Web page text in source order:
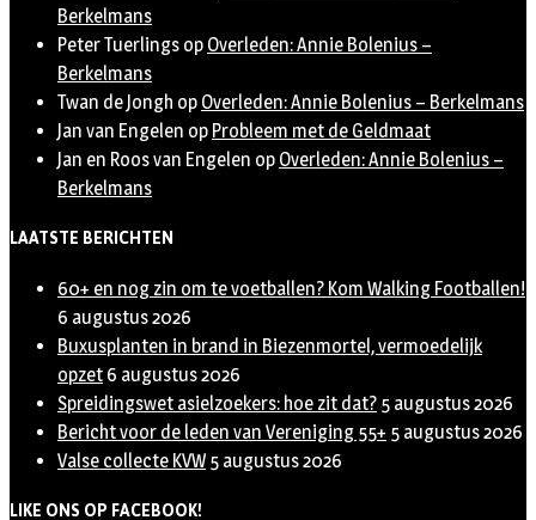
Berkelmans
Peter Tuerlings op Overleden: Annie Bolenius –
Berkelmans
Twan de Jongh op Overleden: Annie Bolenius – Berkelmans
Jan van Engelen op Probleem met de Geldmaat
Jan en Roos van Engelen op Overleden: Annie Bolenius –
Berkelmans
LAATSTE BERICHTEN
60+ en nog zin om te voetballen? Kom Walking Footballen!
6 augustus 2026
Buxusplanten in brand in Biezenmortel, vermoedelijk
opzet 6 augustus 2026
Spreidingswet asielzoekers: hoe zit dat? 5 augustus 2026
Bericht voor de leden van Vereniging 55+ 5 augustus 2026
Valse collecte KVW 5 augustus 2026
LIKE ONS OP FACEBOOK!